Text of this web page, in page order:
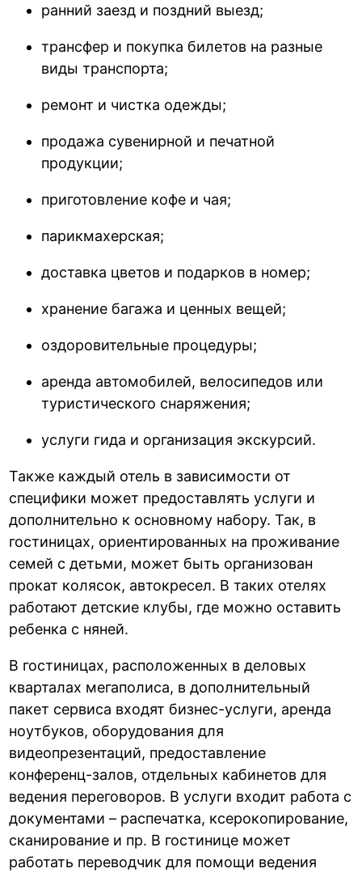
ранний заезд и поздний выезд;
трансфер и покупка билетов на разные
виды транспорта;
ремонт и чистка одежды;
продажа сувенирной и печатной
продукции;
приготовление кофе и чая;
парикмахерская;
доставка цветов и подарков в номер;
хранение багажа и ценных вещей;
оздоровительные процедуры;
аренда автомобилей, велосипедов или
туристического снаряжения;
услуги гида и организация экскурсий.
Также каждый отель в зависимости от
специфики может предоставлять услуги и
дополнительно к основному набору. Так, в
гостиницах, ориентированных на проживание
семей с детьми, может быть организован
прокат колясок, автокресел. В таких отелях
работают детские клубы, где можно оставить
ребенка с няней.
В гостиницах, расположенных в деловых
кварталах мегаполиса, в дополнительный
пакет сервиса входят бизнес-услуги, аренда
ноутбуков, оборудования для
видеопрезентаций, предоставление
конференц-залов, отдельных кабинетов для
ведения переговоров. В услуги входит работа с
документами – распечатка, ксерокопирование,
сканирование и пр. В гостинице может
работать переводчик для помощи ведения